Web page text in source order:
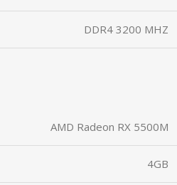
DDR4 3200 MHZ
AMD Radeon RX 5500M
4GB